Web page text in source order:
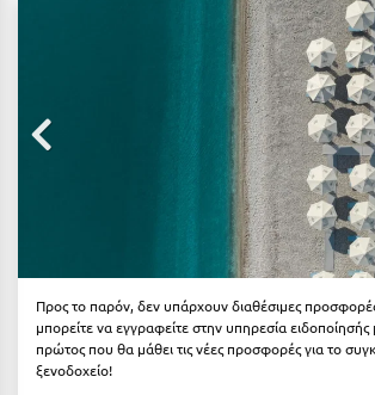
Αλόννησος
Αμφίκλεια
Ανάβυσσος
Ημιδιατροφή
Ένα Γεύμα
Δύο Γεύματα + Ποτά
Προς το παρόν, δεν υπάρχουν διαθέσιμες
μπορείτε να εγγραφείτε στην υπηρεσία ειδοποίησής
πρώτος που θα μάθει τις νέες προσφορές για το
ξενοδοχείο!